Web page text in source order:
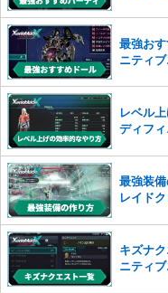
また、過度な利用規約の違
った場合は、法的措置をと
かじめご理解くださいませ。
最強お
ニティブ
レベル
ディフィ
最強装
レイド
キズナ
ニティブ